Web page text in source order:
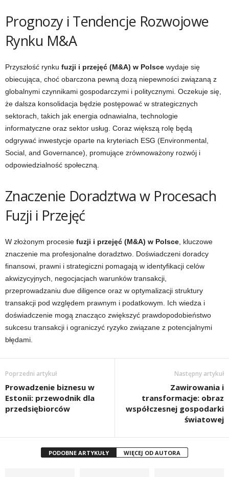
Prognozy i Tendencje Rozwojowe
Rynku M&A
Przyszłość rynku fuzji i przejęć (M&A) w Polsce wydaje się
obiecująca, choć obarczona pewną dozą niepewności związaną z
globalnymi czynnikami gospodarczymi i politycznymi. Oczekuje się,
że dalsza konsolidacja będzie postępować w strategicznych
sektorach, takich jak energia odnawialna, technologie
informatyczne oraz sektor usług. Coraz większą rolę będą
odgrywać inwestycje oparte na kryteriach ESG (Environmental,
Social, and Governance), promujące zrównoważony rozwój i
odpowiedzialność społeczną.
Znaczenie Doradztwa w Procesach
Fuzji i Przejęć
W złożonym procesie fuzji i przejęć (M&A) w Polsce , kluczowe
znaczenie ma profesjonalne doradztwo. Doświadczeni doradcy
finansowi, prawni i strategiczni pomagają w identyfikacji celów
akwizycyjnych, negocjacjach warunków transakcji,
przeprowadzaniu due diligence oraz w optymalizacji struktury
transakcji pod względem prawnym i podatkowym. Ich wiedza i
doświadczenie mogą znacząco zwiększyć prawdopodobieństwo
sukcesu transakcji i ograniczyć ryzyko związane z potencjalnymi
błędami.
Poprzedni artykuł
Prowadzenie biznesu w
Estonii: przewodnik dla
przedsiębiorców
Następny artykuł
Zawirowania i
transformacje: obraz
współczesnej gospodarki
światowej
PODOBNE ARTYKUŁY WIĘCEJ OD AUTORA